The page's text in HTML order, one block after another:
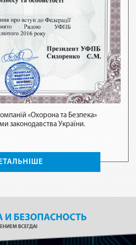
«Охорона та Безпека»
законодавства України.